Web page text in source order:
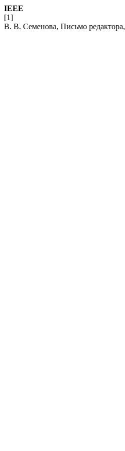
IEEE
[1]
В. В. Семенова, Письмо редактора,